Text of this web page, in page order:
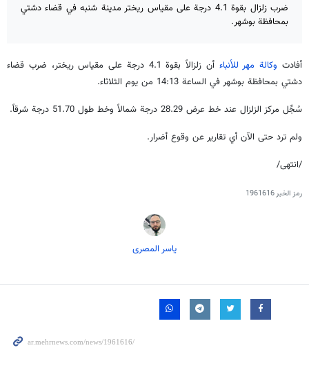
ضرب زلزال بقوة 4.1 درجة على مقياس ريختر مدينة شنبه في قضاء دشتي
بمحافظة بوشهر.
أفادت وكالة مهر للأنباء
أن زلزالاً بقوة 4.1 درجة على مقياس ريختر، ضرب قضاء
دشتي بمحافظة بوشهر في الساعة 14:13 من يوم الثلاثاء.
سُجِّل مركز الزلزال عند خط عرض 28.29 درجة شمالاً وخط طول 51.70 درجة شرقاً.
ولم ترد حتى الآن أي تقارير عن وقوع أضرار.
/انتهى/
رمز الخبر1961616
یاسر المصری